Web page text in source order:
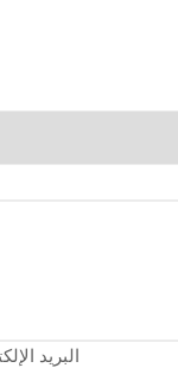
البريد